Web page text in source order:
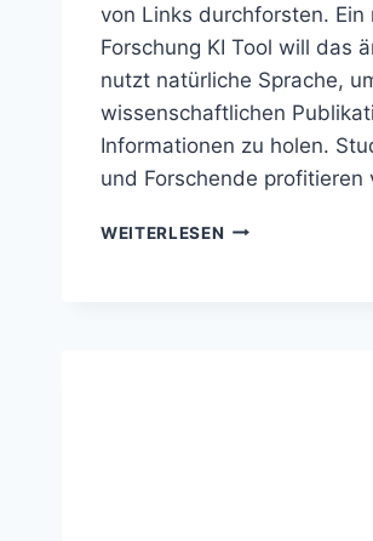
von Links durchforsten. Ein
Forschung KI Tool will das
nutzt natürliche Sprache,
wissenschaftlichen
Informationen zu holen.
und Forschende profitieren
WEITERLESEN CONSENSUS